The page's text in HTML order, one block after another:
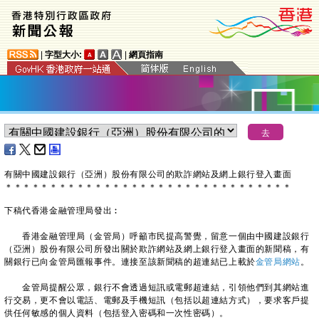
字型大小: 網頁指南
有關中國建設銀行（亞洲）股份有限公司的欺詐網站及網上銀行登入畫面
＊ ＊ ＊ ＊ ＊ ＊ ＊ ＊ ＊ ＊ ＊ ＊ ＊ ＊ ＊ ＊ ＊ ＊ ＊ ＊ ＊ ＊ ＊ ＊ ＊ ＊ ＊ ＊ ＊ ＊ ＊ ＊
下稿代香港金融管理局發出︰
香港金融管理局（金管局）呼籲市民提高警覺，留意一個由中國建設銀行
（亞洲）股份有限公司所發出關於欺詐網站及網上銀行登入畫面的新聞稿，有
關銀行已向金管局匯報事件。連接至該新聞稿的超連結已上載於金管局網站。
金管局提醒公眾，銀行不會透過短訊或電郵超連結，引領他們到其網站進
行交易，更不會以電話、電郵及手機短訊（包括以超連結方式），要求客戶提
供任何敏感的個人資料（包括登入密碼和一次性密碼）。